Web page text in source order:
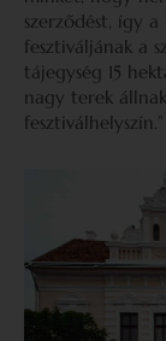
szerződést, így
fesztiváljának a
tájegység 15
nagy terek
fesztiválhelyszín.”